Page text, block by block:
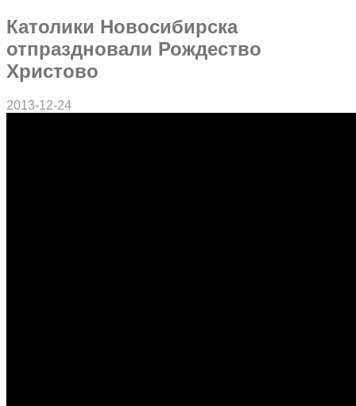
Католики Новосибирска
отпраздновали Рождество
Христово
2013-12-24